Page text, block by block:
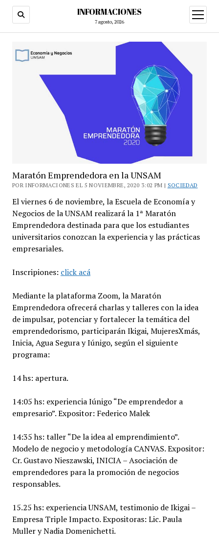
INFORMACIONES
7 agosto, 2026
abrir
menú
Maratón Emprendedora en la UNSAM
POR INFORMACIONES EL 5 NOVIEMBRE, 2020 3:02 PM | SOCIEDAD
El viernes 6 de noviembre, la Escuela de Economía y
Negocios de la UNSAM realizará la 1ª Maratón
Emprendedora destinada para que los estudiantes
universitarios conozcan la experiencia y las prácticas
empresariales.
Inscripiones: click acá
Mediante la plataforma Zoom, la Maratón
Emprendedora ofrecerá charlas y talleres con la idea
de impulsar, potenciar y fortalecer la temática del
emprendedorismo, participarán Ikigai, MujeresXmás,
Inicia, Agua Segura y Iúnigo, según el siguiente
programa:
14 hs: apertura.
14:05 hs: experiencia Iúnigo “De emprendedor a
empresario”. Expositor: Federico Malek
14:35 hs: taller “De la idea al emprendimiento”.
Modelo de negocio y metodología CANVAS. Expositor:
Cr. Gustavo Nieszawski, INICIA – Asociación de
emprendedores para la promoción de negocios
responsables.
15.25 hs: experiencia UNSAM, testimonio de Ikigai –
Empresa Triple Impacto. Expositoras: Lic. Paula
Muller y Nadia Domenichetti.